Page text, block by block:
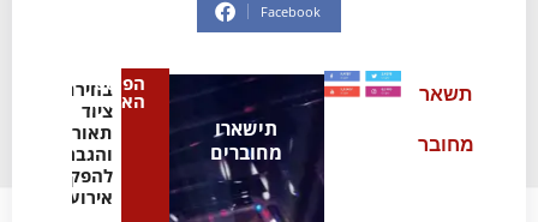
Facebook
תשאר
מחובר
תישארו
מחוברים
הפוסט
האחרון
בחירת
ציוד
תאורה
והגברה
להפקת
אירועים